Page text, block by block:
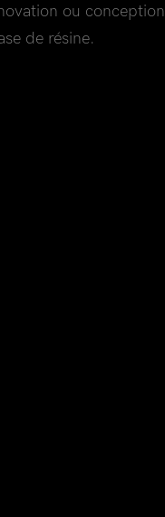
ou conception
de résine.